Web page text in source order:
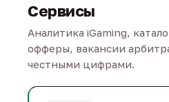
Сервисы
Аналитика iGaming,
офферы, вакансии
честными цифрами.